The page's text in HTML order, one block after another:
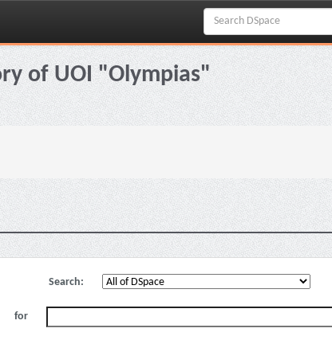
of UOI "Olympias"
Search:
for